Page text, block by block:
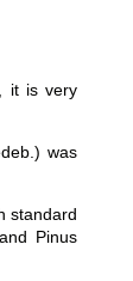
it is very
was
standard
Pinus